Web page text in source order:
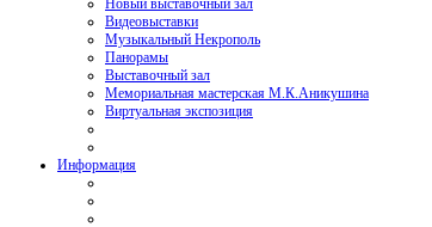
Новый выставочный зал
Видеовыставки
Музыкальный Некрополь
Панорамы
Выставочный зал
Мемориальная мастерская М.К.Аникушина
Виртуальная экспозиция
Информация